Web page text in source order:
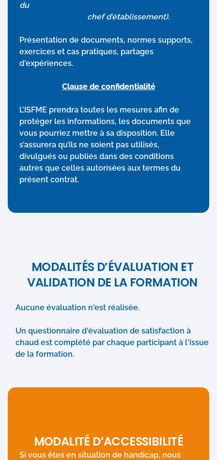
du
chef d’établissement).
Présentation de documents, normes supports,
exercices et cas pratiques, partages
d'expériences.
Clause de confidentialité
L’ISFME prendra toutes les mesures afin de
protéger les informations, les documents que
vous pourriez mettre à sa disposition. Elle
s’assurera qu’ils ne soient pas utilisés,
divulgués ou publiés dans des conditions
autres que celles autorisées aux termes du
présent contrat.
MODALITÉS D’ÉVALUATION ET
VALIDATION DE LA FORMATION
Aucune évaluation n'est réalisée.
Un questionnaire d'évaluation de satisfaction à
chaud est complété par chaque participant à l'issue
de la formation.
MODALITÉ D’ACCESSIBILITÉ
Si vous êtes en situation de handicap, nous